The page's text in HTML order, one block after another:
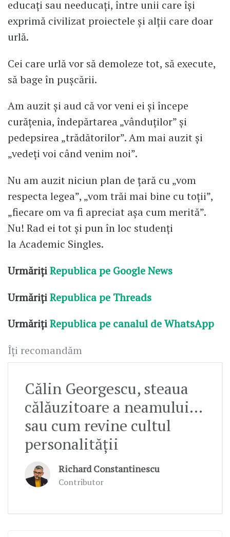
educați sau needucați, între unii care își
exprimă civilizat proiectele și alții care doar
urlă.
Cei care urlă vor să demoleze tot, să execute,
să bage în pușcării.
Am auzit și aud că vor veni ei și începe
curățenia, îndepărtarea „vânduților” și
pedepsirea „trădătorilor”. Am mai auzit și
„vedeți voi când venim noi”.
Nu am auzit niciun plan de țară cu „vom
respecta legea”, „vom trăi mai bine cu toții”,
„fiecare om va fi apreciat așa cum merită”.
Nu! Rad ei tot și pun în loc studenți
la Academic Singles.
UrmărițiRepublica pe Google News
UrmărițiRepublica pe Threads
UrmărițiRepublica pe canalul de WhatsApp
Îți recomandăm
Călin Georgescu, steaua
călăuzitoare a neamului…
sau cum revine cultul
personalității
Richard Constantinescu
Contributor